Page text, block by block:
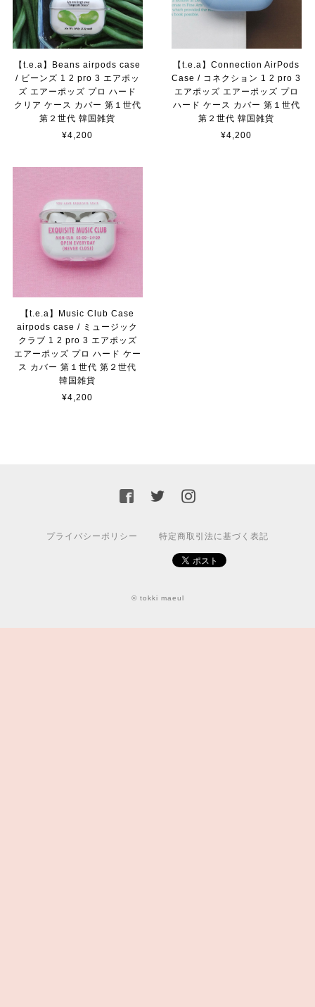
【t.e.a】Beans airpods case
/ ビーンズ 1 2 pro 3 エアポッ
ズ エアーポッズ プロ ハード
クリア ケース カバー 第１世代
第２世代 韓国雑貨
¥4,200
【t.e.a】Connection AirPods
Case / コネクション 1 2 pro 3
エアポッズ エアーポッズ プロ
ハード ケース カバー 第１世代
第２世代 韓国雑貨
¥4,200
【t.e.a】Music Club Case
airpods case / ミュージック
クラブ 1 2 pro 3 エアポッズ
エアーポッズ プロ ハード ケー
ス カバー 第１世代 第２世代
韓国雑貨
¥4,200
プライバシーポリシー 特定商取引法に基づく表記
© tokki maeul